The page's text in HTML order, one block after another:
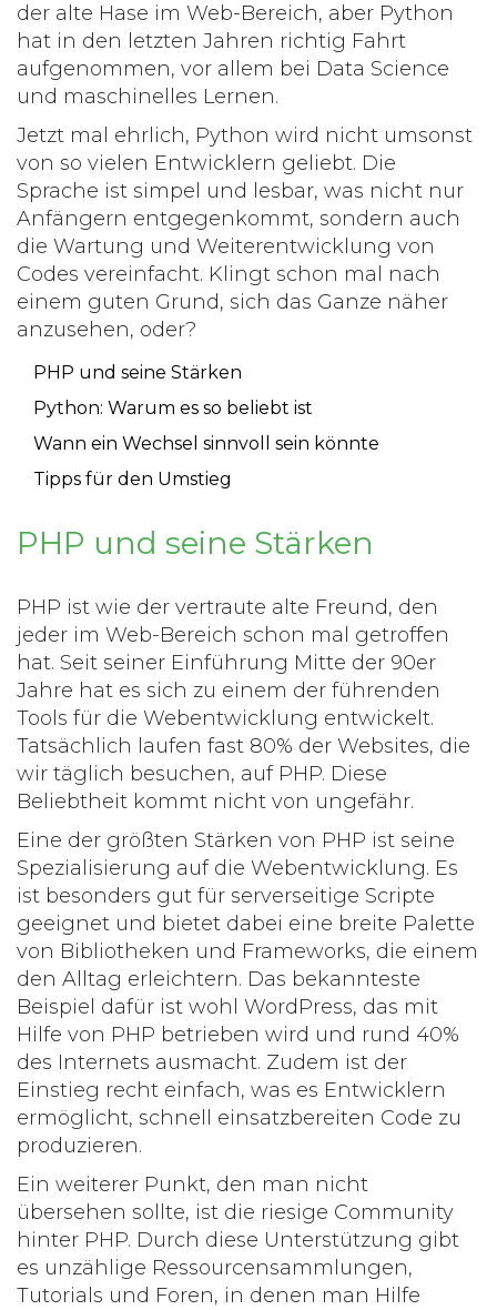
der alte Hase im Web-Bereich, aber Python
hat in den letzten Jahren richtig Fahrt
aufgenommen, vor allem bei Data Science
und maschinelles Lernen.
Jetzt mal ehrlich, Python wird nicht umsonst
von so vielen Entwicklern geliebt. Die
Sprache ist simpel und lesbar, was nicht nur
Anfängern entgegenkommt, sondern auch
die Wartung und Weiterentwicklung von
Codes vereinfacht. Klingt schon mal nach
einem guten Grund, sich das Ganze näher
anzusehen, oder?
PHP und seine Stärken
Python: Warum es so beliebt ist
Wann ein Wechsel sinnvoll sein könnte
Tipps für den Umstieg
PHP und seine Stärken
PHP ist wie der vertraute alte Freund, den
jeder im Web-Bereich schon mal getroffen
hat. Seit seiner Einführung Mitte der 90er
Jahre hat es sich zu einem der führenden
Tools für die Webentwicklung entwickelt.
Tatsächlich laufen fast 80% der Websites, die
wir täglich besuchen, auf PHP. Diese
Beliebtheit kommt nicht von ungefähr.
Eine der größten Stärken von PHP ist seine
Spezialisierung auf die Webentwicklung. Es
ist besonders gut für serverseitige Scripte
geeignet und bietet dabei eine breite Palette
von Bibliotheken und Frameworks, die einem
den Alltag erleichtern. Das bekannteste
Beispiel dafür ist wohl WordPress, das mit
Hilfe von PHP betrieben wird und rund 40%
des Internets ausmacht. Zudem ist der
Einstieg recht einfach, was es Entwicklern
ermöglicht, schnell einsatzbereiten Code zu
produzieren.
Ein weiterer Punkt, den man nicht
übersehen sollte, ist die riesige Community
hinter PHP. Durch diese Unterstützung gibt
es unzählige Ressourcensammlungen,
Tutorials und Foren, in denen man Hilfe